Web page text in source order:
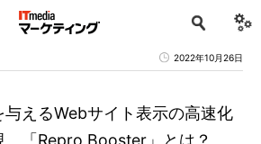
2022年10月26日
えるWebサイト表示の高速化
「Repro Booster」とは？